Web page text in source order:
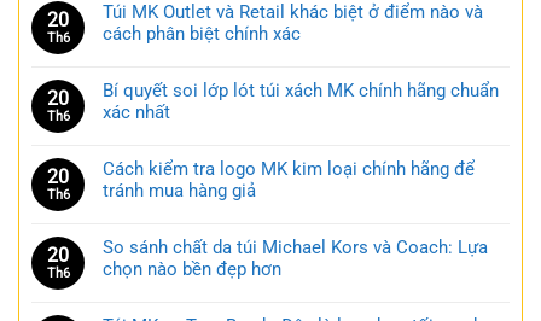
20
Th6
Túi MK Outlet và Retail khác biệt ở điểm nào và
cách phân biệt chính xác
20
Th6
Bí quyết soi lớp lót túi xách MK chính hãng chuẩn
xác nhất
20
Th6
Cách kiểm tra logo MK kim loại chính hãng để
tránh mua hàng giả
20
Th6
So sánh chất da túi Michael Kors và Coach: Lựa
chọn nào bền đẹp hơn